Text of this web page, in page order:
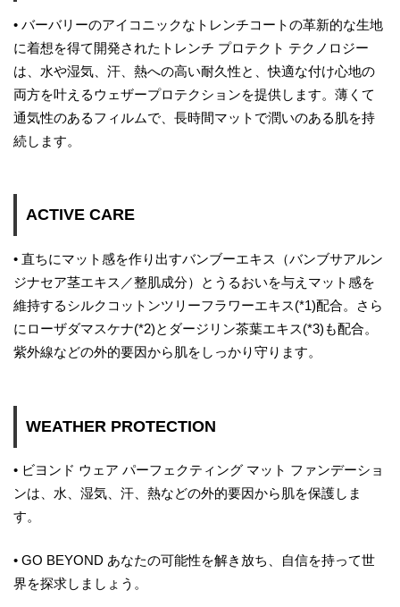
• バーバリーのアイコニックなトレンチコートの革新的な生地
に着想を得て開発されたトレンチ プロテクト テクノロジー
は、水や湿気、汗、熱への高い耐久性と、快適な付け心地の
両方を叶えるウェザープロテクションを提供します。薄くて
通気性のあるフィルムで、長時間マットで潤いのある肌を持
続します。
ACTIVE CARE
• 直ちにマット感を作り出すバンブーエキス（バンブサアルン
ジナセア茎エキス／整肌成分）とうるおいを与えマット感を
維持するシルクコットンツリーフラワーエキス(*1)配合。さら
にローザダマスケナ(*2)とダージリン茶葉エキス(*3)も配合。
紫外線などの外的要因から肌をしっかり守ります。
WEATHER PROTECTION
• ビヨンド ウェア パーフェクティング マット ファンデーショ
ンは、水、湿気、汗、熱などの外的要因から肌を保護しま
す。
• GO BEYOND あなたの可能性を解き放ち、自信を持って世
界を探求しましょう。